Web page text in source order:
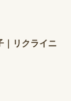
｜リクライニ